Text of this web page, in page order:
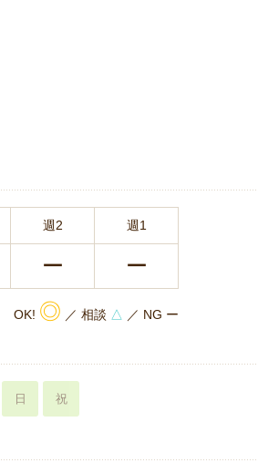
週2 週1
ー ー
OK! ◎ ／ 相談 △ ／ NG ー
日 祝